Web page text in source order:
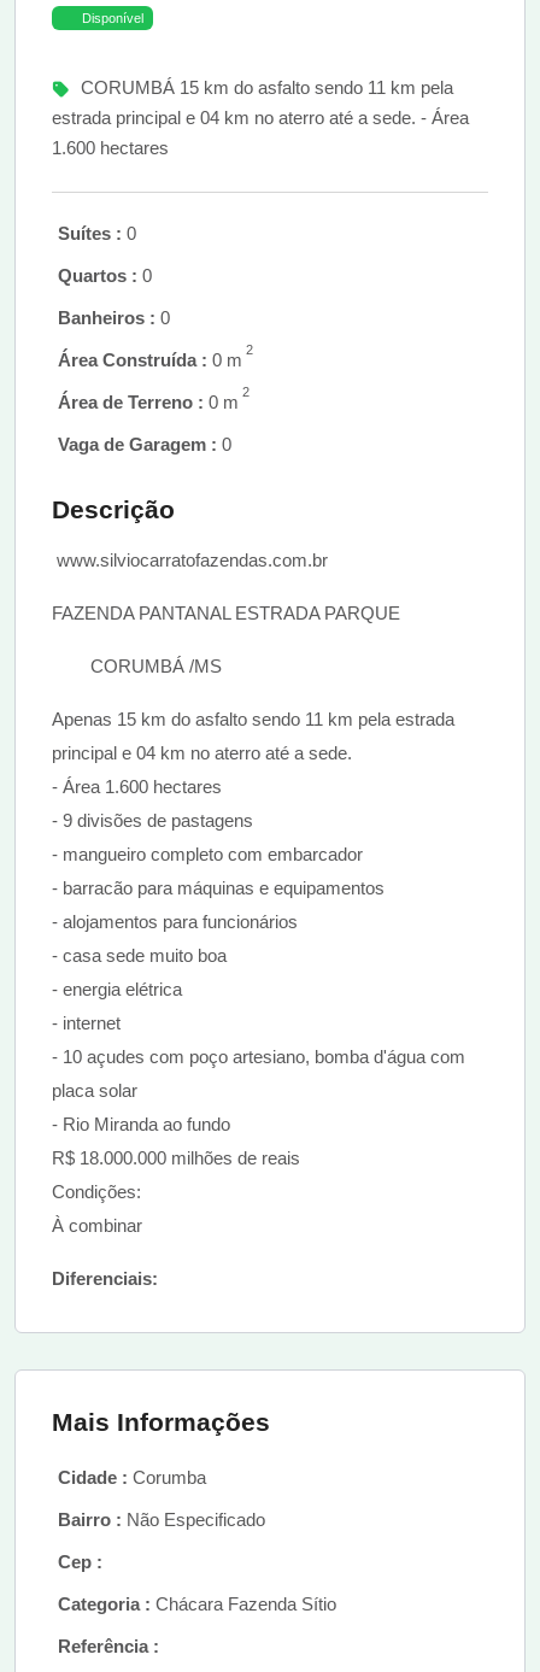
Disponível
CORUMBÁ 15 km do asfalto sendo 11 km pela
estrada principal e 04 km no aterro até a sede. - Área
1.600 hectares
Suítes : 0
Quartos : 0
Banheiros : 0
Área Construída : 0 m 2
Área de Terreno : 0 m 2
Vaga de Garagem : 0
Descrição
www.silviocarratofazendas.com.br
FAZENDA PANTANAL ESTRADA PARQUE
CORUMBÁ /MS
Apenas 15 km do asfalto sendo 11 km pela estrada
principal e 04 km no aterro até a sede.
- Área 1.600 hectares
- 9 divisões de pastagens
- mangueiro completo com embarcador
- barracão para máquinas e equipamentos
- alojamentos para funcionários
- casa sede muito boa
- energia elétrica
- internet
- 10 açudes com poço artesiano, bomba d'água com
placa solar
- Rio Miranda ao fundo
R$ 18.000.000 milhões de reais
Condições:
À combinar
Diferenciais:
Mais Informações
Cidade : Corumba
Bairro : Não Especificado
Cep :
Categoria : Chácara Fazenda Sítio
Referência :